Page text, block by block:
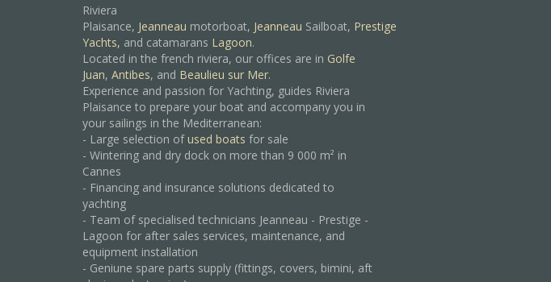
Riviera
Plaisance, Jeanneau motorboat, Jeanneau Sailboat, Prestige
Yachts, and catamarans Lagoon.
Located in the french riviera, our offices are in Golfe
Juan, Antibes, and Beaulieu sur Mer.
Experience and passion for Yachting, guides Riviera
Plaisance to prepare your boat and accompany you in
your sailings in the Mediterranean:
- Large selection ofused boats for sale
- Wintering and dry dock on more than 9 000 m² in
Cannes
- Financing and insurance solutions dedicated to
yachting
- Team of specialised technicians Jeanneau - Prestige -
Lagoon for after sales services, maintenance, and
equipment installation
- Geniune spare parts supply (fittings, covers, bimini, aft